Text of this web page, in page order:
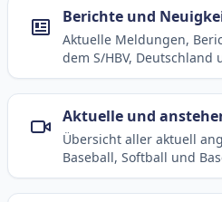
Berichte und
Aktuelle Meldungen,
dem S/HBV, Deutschland
Aktuelle und
Übersicht aller aktuell
Baseball, Softball und